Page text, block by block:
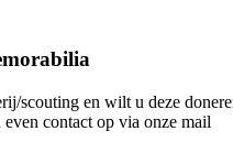
scouting en wilt u deze
contact op via onze mail